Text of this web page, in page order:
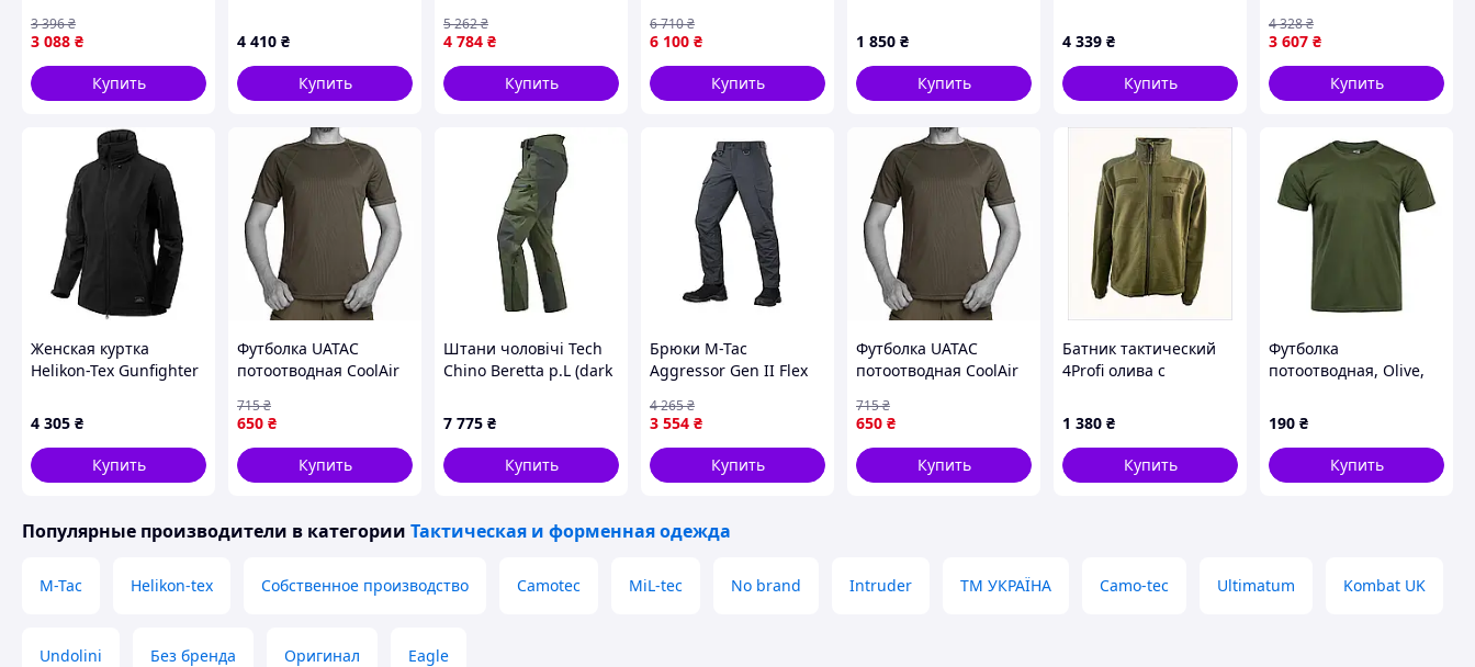
VO
3 088 ₴
3 396₴
Купить
M
4 410 ₴
Купить
Stretch для
тренировок 28/30
2007-VO
4 784 ₴
5 262₴
Купить
6 100 ₴
6 710₴
Купить
86BM83976
1 850 ₴
Купить
A8B7658K76
4 339 ₴
Купить
тепло и комфорт в
тактическом стиле
3 607 ₴
4 328₴
Купить
Женская куртка
Helikon-Tex Gunfighter
4 305 ₴
Купить
Футболка UATAC
потоотводная CoolAir
650 ₴
715₴
Купить
Штани чоловічі Tech
Chino Beretta р.L (dark
7 775 ₴
Купить
Брюки M-Tac
Aggressor Gen II Flex
Stop c Teflon, YKK - для
тренировок и
повседневного
использования
3 554 ₴
4 265₴
Купить
Футболка UATAC
потоотводная CoolAir
650 ₴
715₴
Купить
Батник тактический
4Profi олива с
8A68190HP2
1 380 ₴
Купить
Футболка
потоотводная, Olive,
190 ₴
Купить
Популярные производители в категории Тактическая и форменная одежда
M-Tac Helikon-tex Собственное производство Camotec MiL-tec No brand Intruder ТМ УКРАЇНА Camo-tec Ultimatum Kombat UK
Undolini Без бренда Оригинал Eagle